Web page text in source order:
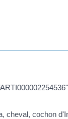
cheval, cochon